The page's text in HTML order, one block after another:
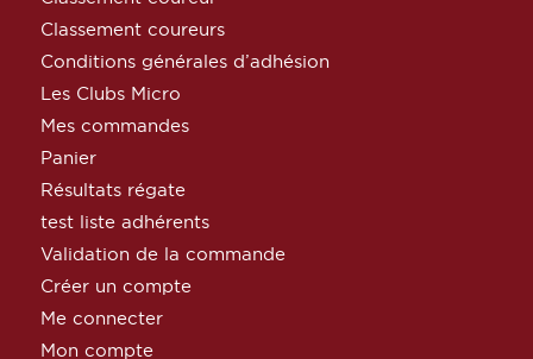
Classement coureurs
Conditions générales d’adhésion
Les Clubs Micro
Mes commandes
Panier
Résultats régate
test liste adhérents
Validation de la commande
Créer un compte
Me connecter
Mon compte